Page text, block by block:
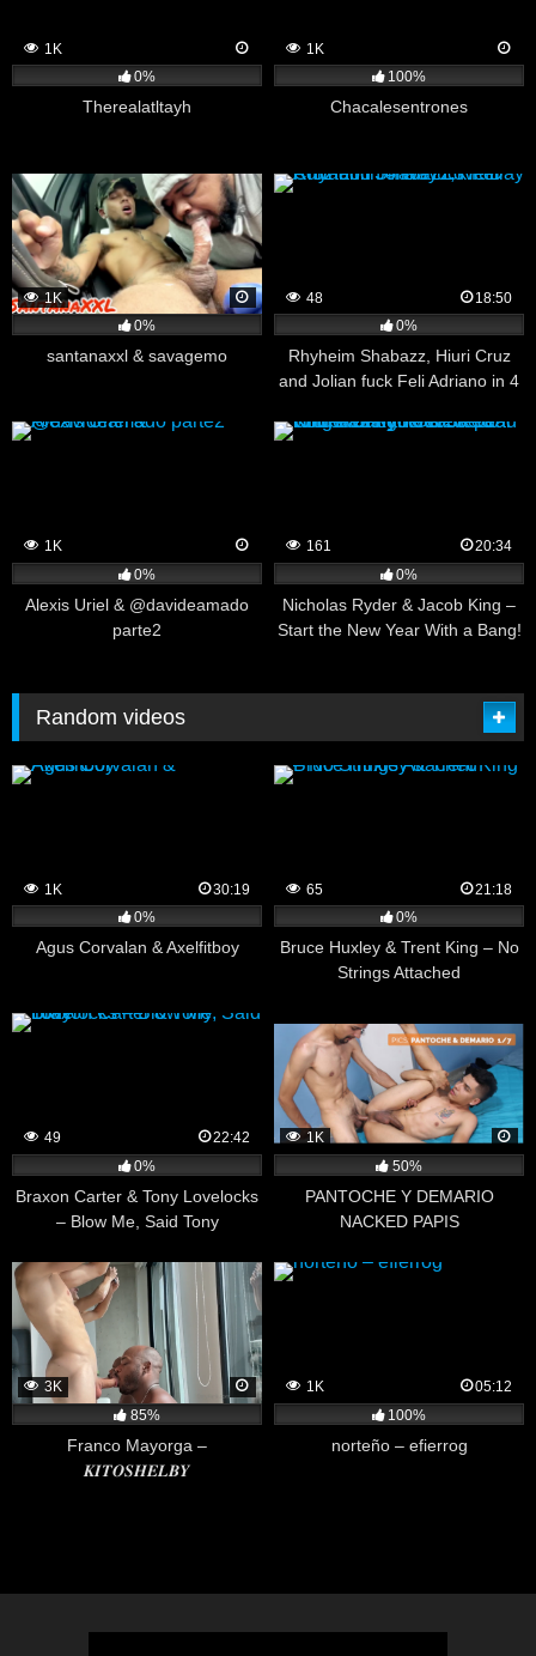
1K
0%
Therealatltayh
1K
100%
Chacalesentrones
1K
0%
santanaxxl & savagemo
48
18:50
0%
Rhyheim Shabazz, Hiuri Cruz
and Jolian fuck Feli Adriano in 4
1K
0%
Alexis Uriel & @davideamado
parte2
161
20:34
0%
Nicholas Ryder & Jacob King –
Start the New Year With a Bang!
Random videos
1K
30:19
0%
Agus Corvalan & Axelfitboy
65
21:18
0%
Bruce Huxley & Trent King – No
Strings Attached
49
22:42
0%
Braxon Carter & Tony Lovelocks
– Blow Me, Said Tony
1K
50%
PANTOCHE Y DEMARIO
NACKED PAPIS
3K
85%
Franco Mayorga –
𝑲𝑰𝑻𝑶𝑺𝑯𝑬𝑳𝑩𝒀
1K
05:12
100%
norteño – efierrog